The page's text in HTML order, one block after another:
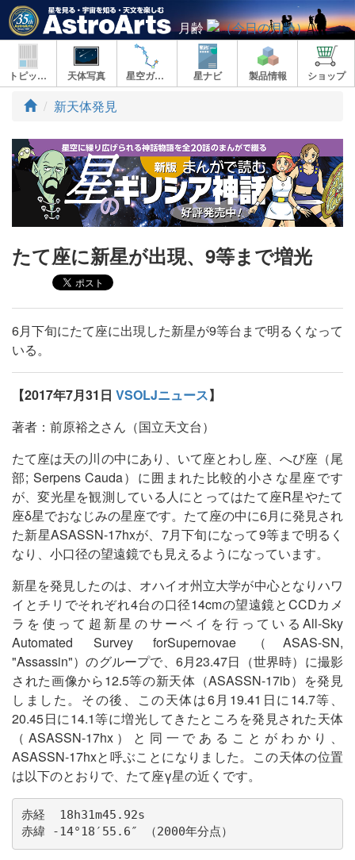
月齢
トピックス 天体写真 星空ガイド 星ナビ 製品情報 ショップ
ト
プ
新天体発見
たて座に新星が出現、9等まで増光
6月下旬にたて座に出現した新星が9等台まで明るくなって
いる。
【2017年7月31日 VSOLJニュース】
著者：前原裕之さん（国立天文台）
たて座は天の川の中にあり、いて座とわし座、へび座（尾
部; Serpens Cauda）に囲まれた比較的小さな星座です
が、変光星を観測している人にとってはたて座R星やたて
座δ星でおなじみの星座です。たて座の中に6月に発見され
た新星ASASSN-17hxが、7月下旬になって9等まで明るく
なり、小口径の望遠鏡でも見えるようになっています。
新星を発見したのは、オハイオ州立大学が中心となりハワ
イとチリでそれぞれ4台の口径14cmの望遠鏡とCCDカメ
ラを使って超新星のサーベイを行っているAll-Sky
Automated Survey forSupernovae（ASAS-SN,
"Assassin"）のグループで、6月23.47日（世界時）に撮影
された画像から12.5等の新天体（ASASSN-17ib）を発見
しました。その後、この天体は6月19.41日に14.7等、
20.45日に14.1等に増光してきたところを発見された天体
（ASASSN-17hx）と同一であることがわかり、
ASASSN-17hxと呼ぶことになりました。この天体の位置
は以下のとおりで、たて座γ星の近くです。
赤経  18h31m45.92s
赤緯 -14°18′55.6″ （2000年分点）